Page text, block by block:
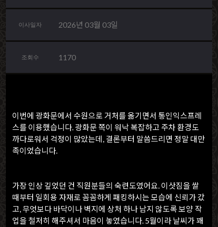
이사일자 2026년 03월 03일
조회수 1170
이번에 광화문에서 수원으로 거처를 옮기면서 통인익스프레
스를 이용했습니다. 광화문 쪽이 워낙 복잡하고 주차 환경도
까다로워서 걱정이 많았는데, 결론부터 말씀드리면 정말 대만
족이었습니다.
가장 인상 깊었던 건 직원분들의 숙련도였어요. 이삿짐을 쌀
때부터 일회용 자재로 꼼꼼하게 패킹하시는 모습에 신뢰가 갔
고, 무엇보다 바닥이나 벽지에 상처 하나 남지 않도록 보양 작
업을 철저히 해주셔서 마음이 놓였습니다. 5월이라 날씨가 꽤